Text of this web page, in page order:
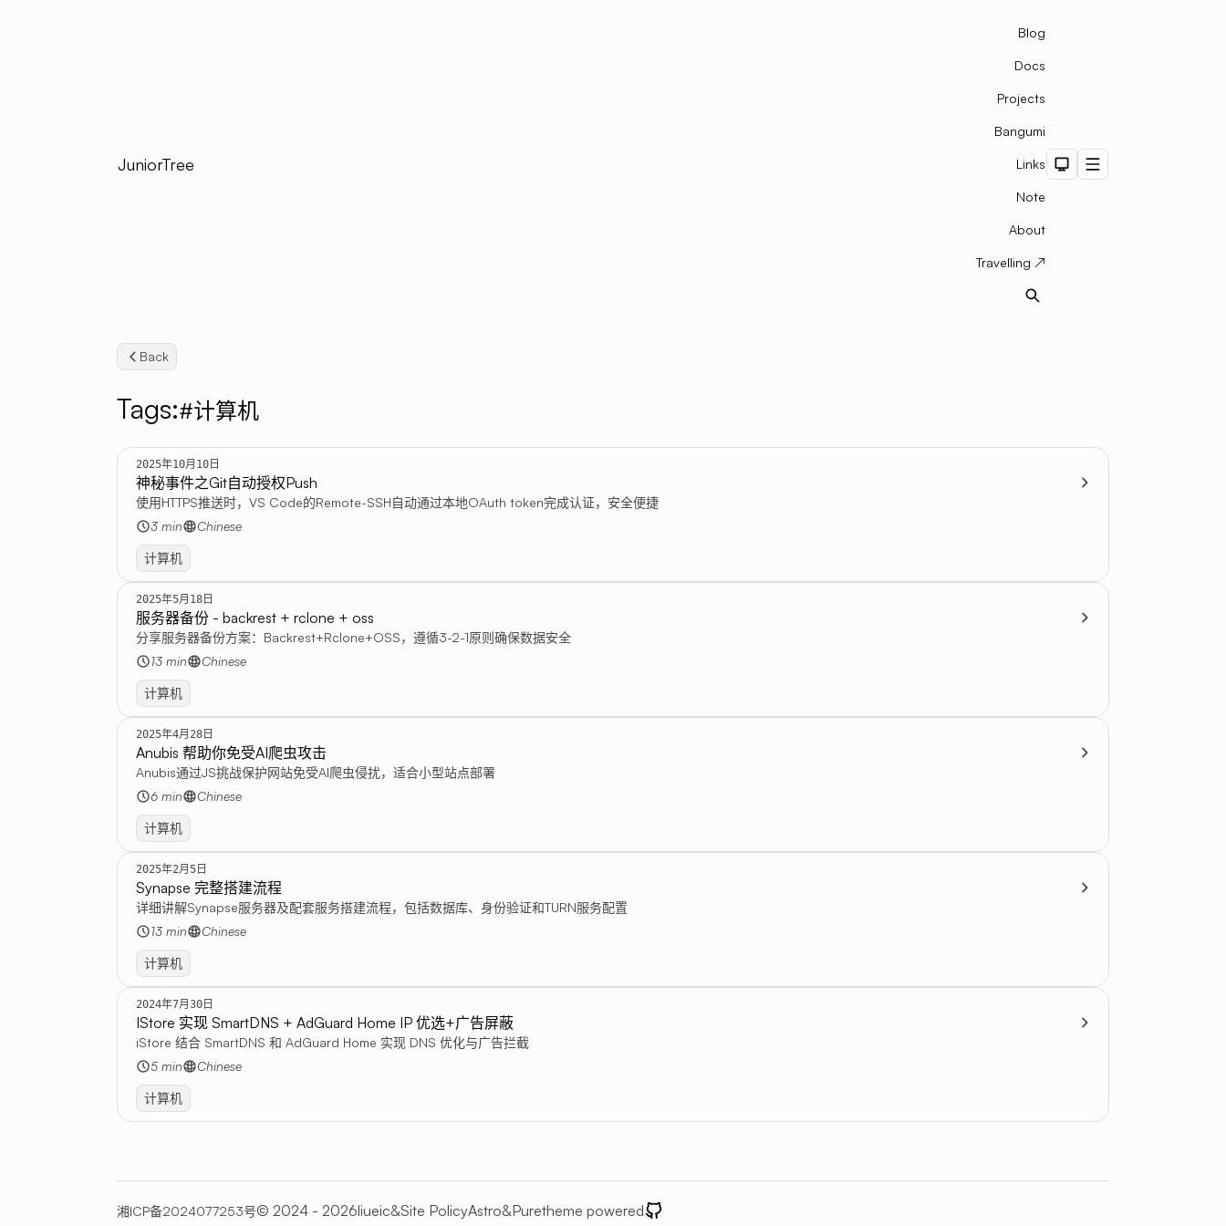
JuniorTree
Blog
Docs
Projects
Bangumi
Links
Note
About
Travelling ↗
Search
Dark Theme
Menu
Back
Tags:#计算机
2025年10月10日
神秘事件之Git自动授权Push
使用HTTPS推送时，VS Code的Remote-SSH自动通过本地OAuth token完成认证，安全便捷
3 min
Chinese
计算机
2025年5月18日
服务器备份 - backrest + rclone + oss
分享服务器备份方案：Backrest+Rclone+OSS，遵循3-2-1原则确保数据安全
13 min
Chinese
计算机
2025年4月28日
Anubis 帮助你免受AI爬虫攻击
Anubis通过JS挑战保护网站免受AI爬虫侵扰，适合小型站点部署
6 min
Chinese
计算机
2025年2月5日
Synapse 完整搭建流程
详细讲解Synapse服务器及配套服务搭建流程，包括数据库、身份验证和TURN服务配置
13 min
Chinese
计算机
2024年7月30日
IStore 实现 SmartDNS + AdGuard Home IP 优选+广告屏蔽
iStore 结合 SmartDNS 和 AdGuard Home 实现 DNS 优化与广告拦截
5 min
Chinese
计算机
湘ICP备2024077253号© 2024 - 2026liueic&Site PolicyAstro&Puretheme poweredGitHub